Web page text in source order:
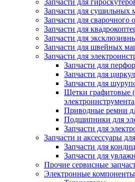
Запчасти для
Запчасти для сушильных
Запчасти для сварочного
Запчасти для
Запчасти для
Запчасти для швейных
Запчасти для
Запчасти для
Запчасти для
Запчасти для
Щетки графитовые
электроинструмента
Приводные ремни
Подшипники для
Запчасти для
Запчасти и аксессуары
Запчасти для
Запчасти для
Прочие сервисные
Электронные компоненты